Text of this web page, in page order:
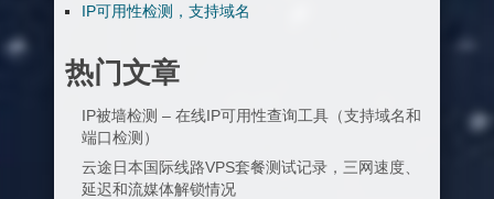
IP可用性检测，支持域名
热门文章
IP被墙检测 – 在线IP可用性查询工具（支持域名和
端口检测）
云途日本国际线路VPS套餐测试记录，三网速度、
延迟和流媒体解锁情况